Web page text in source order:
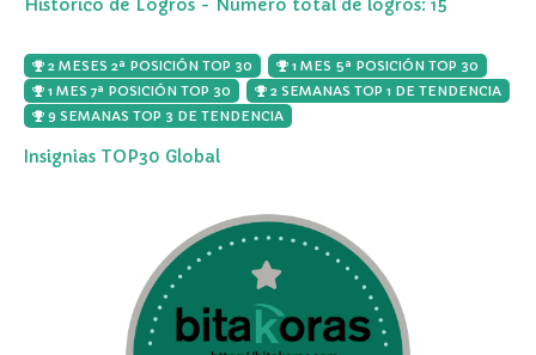
Histórico de Logros - Número total de logros: 15
2 MESES 2ª POSICIÓN TOP 30
1 MES 5ª POSICIÓN TOP 30
1 MES 7ª POSICIÓN TOP 30
2 SEMANAS TOP 1 DE TENDENCIA
9 SEMANAS TOP 3 DE TENDENCIA
Insignias TOP30 Global